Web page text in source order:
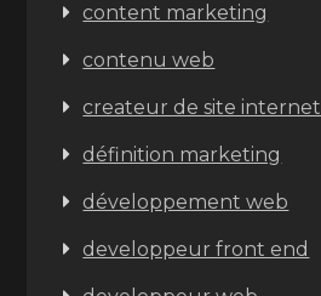
content marketing
contenu web
createur de site internet
définition marketing
développement web
developpeur front end